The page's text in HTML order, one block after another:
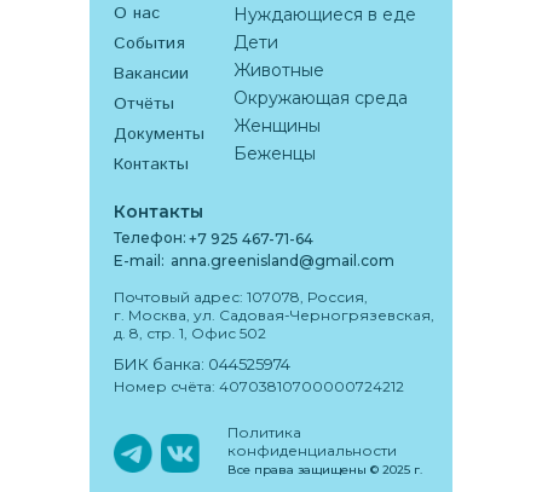
БИК банка: 044525974
Номер счёта: 40703810700000724212
Почтовый адрес: 107078, Россия,
г. Москва, ул. Садовая-Черногрязевская,
д. 8, стр. 1, Офис 502
О нас
События
Вакансии
Отчёты
Документы
Контакты
Беженцы
Окружающая среда
Животные
Дети
Контакты
Телефон: +7 925 467-71-64
E-mail: anna.greenisland@gmail.com
Все права защищены ©️ 2025 г.
Нуждающиеся в еде
Политика
конфиденциальности
Женщины